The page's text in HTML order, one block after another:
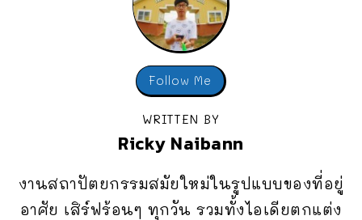
Follow Me
WRITTEN BY
Ricky Naibann
งานสถาปัตยกรรมสมัยใหม่ในรูปแบบของที่อยู่
อาศัย เสิร์ฟร้อนๆ ทุกวัน รวมทั้งไอเดียตกแต่ง